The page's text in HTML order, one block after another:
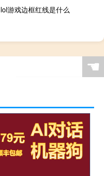
lol游戏边框红线是什么
☚